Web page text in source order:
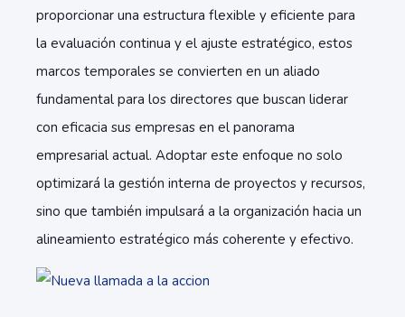
proporcionar una estructura flexible y eficiente para
la evaluación continua y el ajuste estratégico, estos
marcos temporales se convierten en un aliado
fundamental para los directores que buscan liderar
con eficacia sus empresas en el panorama
empresarial actual. Adoptar este enfoque no solo
optimizará la gestión interna de proyectos y recursos,
sino que también impulsará a la organización hacia un
alineamiento estratégico más coherente y efectivo.